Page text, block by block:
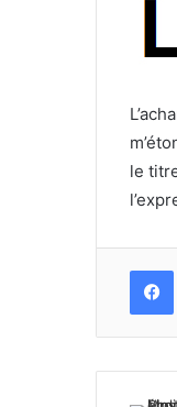
le